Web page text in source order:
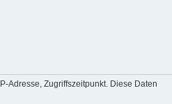
Adresse, Zugriffszeitpunkt. Diese Daten